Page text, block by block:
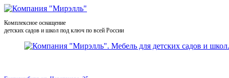
Комплексное оснащение
детских садов и школ под ключ по всей России